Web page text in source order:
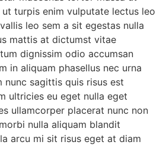
turpis enim vulputate lectus leo
leo sem a sit egestas nulla
mattis at dictumst vitae
dignissim odio accumsan
in aliquam phasellus nec urna
nunc sagittis quis risus est
ultricies eu eget nulla eget
ullamcorper placerat nunc non
nulla aliquam blandit
arcu mi sit risus eget at diam